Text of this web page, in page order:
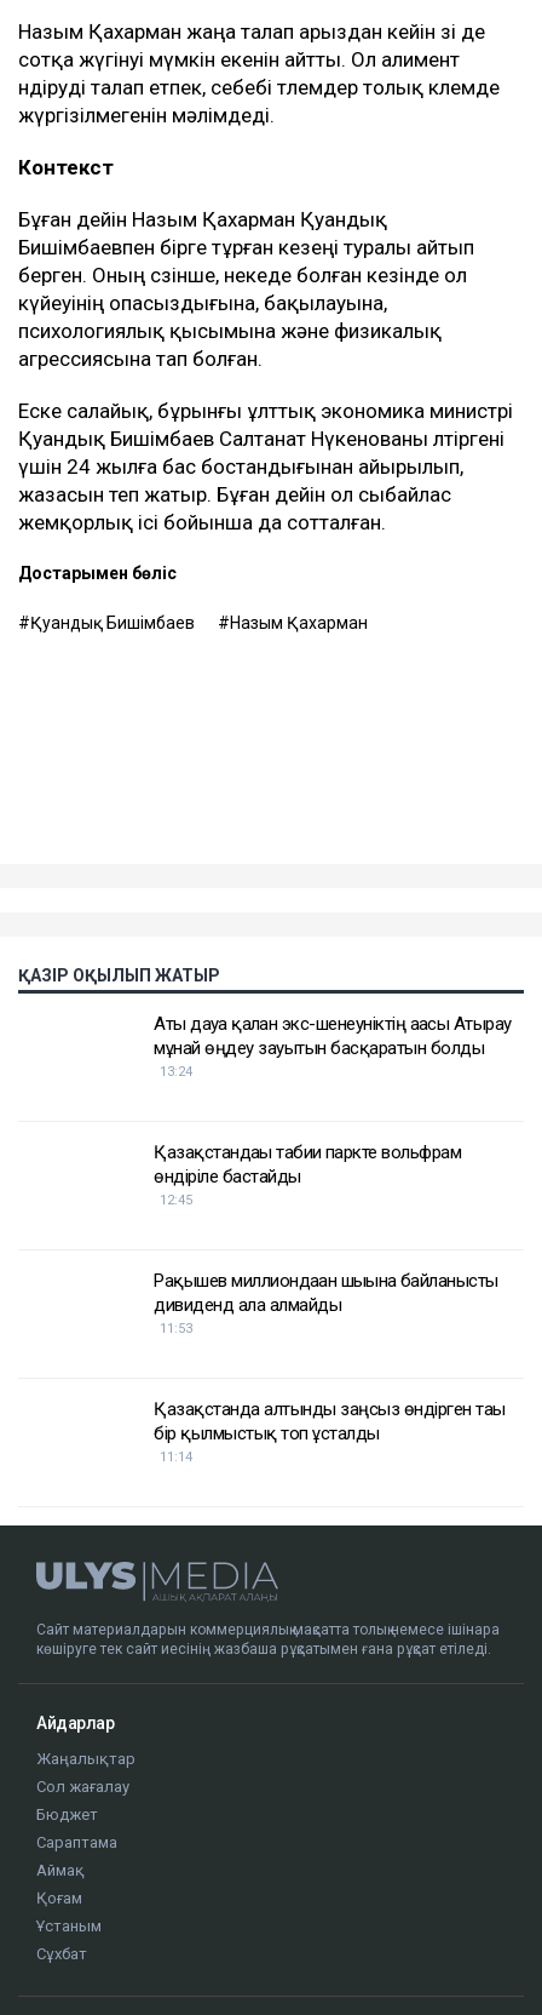
Назым Қахарман жаңа талап арыздан кейін өзі де
сотқа жүгінуі мүмкін екенін айтты. Ол алимент
өндіруді талап етпек, себебі төлемдер толық көлемде
жүргізілмегенін мәлімдеді.
Контекст
Бұған дейін Назым Қахарман Қуандық
Бишімбаевпен бірге тұрған кезеңі туралы айтып
берген. Оның сөзінше, некеде болған кезінде ол
күйеуінің опасыздығына, бақылауына,
психологиялық қысымына және физикалық
агрессиясына тап болған.
Еске салайық, бұрынғы ұлттық экономика министрі
Қуандық Бишімбаев Салтанат Нүкенованы өлтіргені
үшін 24 жылға бас бостандығынан айырылып,
жазасын өтеп жатыр. Бұған дейін ол сыбайлас
жемқорлық ісі бойынша да сотталған.
Достарыңмен бөліс
Қуандық Бишімбаев Назым Қахарман
ҚАЗІР ОҚЫЛЫП ЖАТЫР
Аты дауға қалған экс-шенеуніктің ағасы Атырау
мұнай өңдеу зауытын басқаратын болды
13:24
Қазақстандағы табиғи паркте вольфрам
өндіріле бастайды
12:45
Рақышев миллиондаған шығынға байланысты
дивиденд ала алмайды
11:53
Қазақстанда алтынды заңсыз өндірген тағы
бір қылмыстық топ ұсталды
11:14
Сайт материалдарын коммерциялық мақсатта толық немесе ішінара
көшіруге тек сайт иесінің жазбаша рұқсатымен ғана рұқсат етіледі.
Айдарлар
Жаңалықтар
Сол жағалау
Бюджет
Сараптама
Аймақ
Қоғам
Ұстаным
Сұхбат